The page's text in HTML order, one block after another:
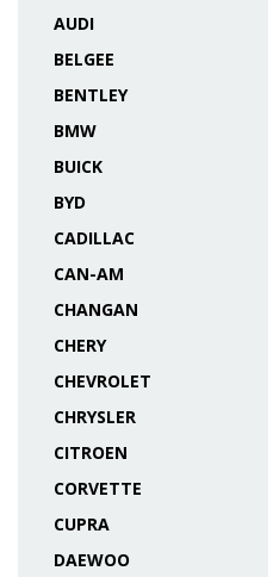
AUDI
BELGEE
BENTLEY
BMW
BUICK
BYD
CADILLAC
CAN-AM
CHANGAN
CHERY
CHEVROLET
CHRYSLER
CITROEN
CORVETTE
CUPRA
DAEWOO